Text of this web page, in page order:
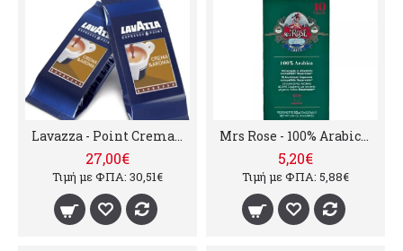
Lavazza - Point Crema e Aroma, 100x
27,00€
Τιμή με ΦΠΑ: 30,51€
Mrs Rose - 100% Arabica, 10 τμχ nespresso συμβατές κάψουλες
5,20€
Τιμή με ΦΠΑ: 5,88€